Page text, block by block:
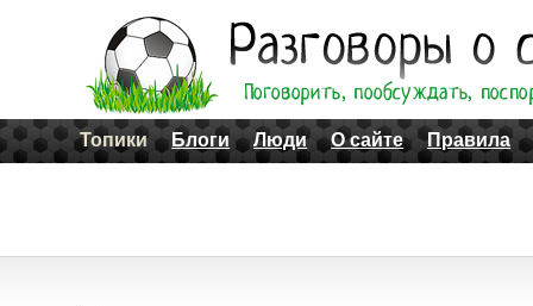
Топики Блоги Люди О сайте Правила